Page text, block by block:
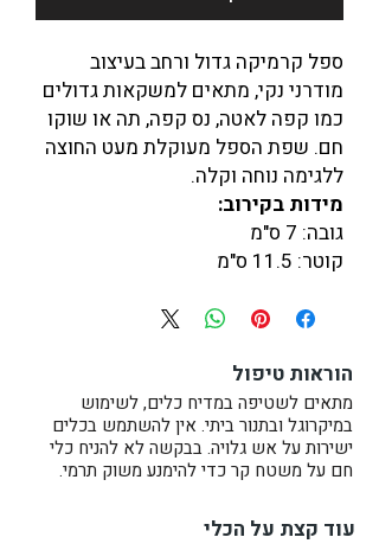
ספל קרמיקה גדול ורחב בעיצוב
מודרני נקי, מתאים למשקאות גדולים
כמו קפה לאטה, נס קפה, תה או שוקו
חם. שפת הספל מעוקלת מעט החוצה
ללגימה נוחה וקלה.
מידות בקירוב:
גובה: 7 ס"מ
קוטר: 11.5 ס"מ
האובניים, קדרות, מחימר לבן-בז'
מנוקד, הכוס בעלת בסיס מעוצב ויציב,
מזוגגת בגלזורה לבנה מבריקה.
יכול להיות כמתנה נהדרת לאוהבי
קפה או פינוק נחמד לעצמך.
הוראות טיפול
מתאים לשטיפה במדיח כלים, לשימוש
במיקרוגל ובתנור ביתי. אין להשתמש בכלים
ישירות על אש גלויה. בבקשה לא להניח כלי
חם על משטח קר כדי להימנע משוק תרמי.
עוד קצת על הכלי